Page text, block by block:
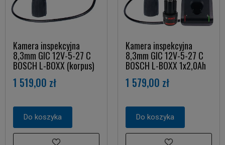
Kamera inspekcyjna
8,3mm GIC 12V-5-27 C
BOSCH L-BOXX (korpus)
1 519,00 zł
Do koszyka
Kamera inspekcyjna
8,3mm GIC 12V-5-27 C
BOSCH L-BOXX 1x2,0Ah
1 579,00 zł
Do koszyka